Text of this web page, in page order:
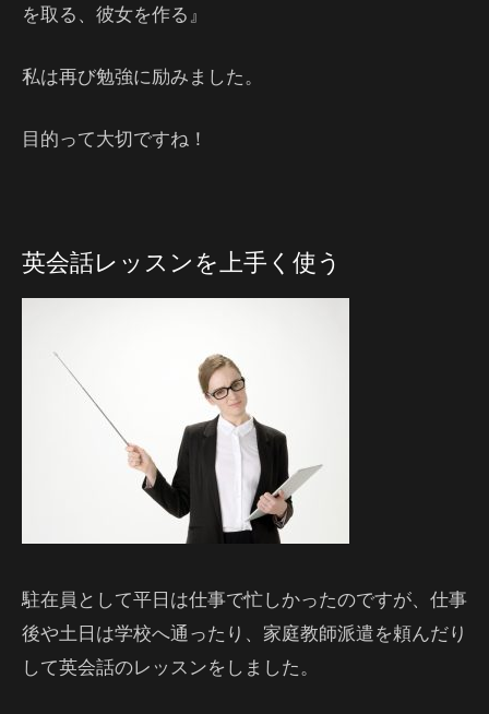
を取る、彼女を作る』
私は再び勉強に励みました。
目的って大切ですね！
英会話レッスンを上手く使う
駐在員として平日は仕事で忙しかったのですが、仕事
後や土日は学校へ通ったり、家庭教師派遣を頼んだり
して英会話のレッスンをしました。